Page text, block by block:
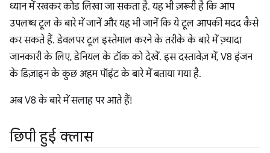
ध्यान में रखकर कोड लिखा जा सकता है. यह भी ज़रूरी है कि आप
उपलब्ध टूल के बारे में जानें और यह भी जानें कि ये टूल आपकी मदद कैसे
कर सकते हैं. डेवलपर टूल इस्तेमाल करने के तरीके के बारे में ज़्यादा
जानकारी के लिए, डेनियल के टॉक को देखें. इस दस्तावेज़ में, V8 इंजन
के डिज़ाइन के कुछ अहम पॉइंट के बारे में बताया गया है.
अब V8 के बारे में सलाह पर आते हैं!
छिपी हुई क्लास